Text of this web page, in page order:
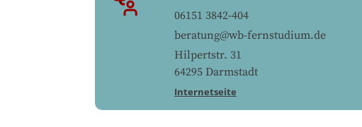
06151 3842-404
beratung@wb-fernstudium.de
Hilpertstr. 31
64295 Darmstadt
Internetseite